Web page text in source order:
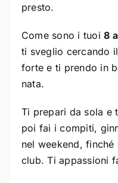
presto.
Come sono i tuoi8
ti sveglio cercando
forte e ti prendo in
nata.
Ti prepari da sola e
poi fai i compiti,
nel weekend,
club. Ti appassioni